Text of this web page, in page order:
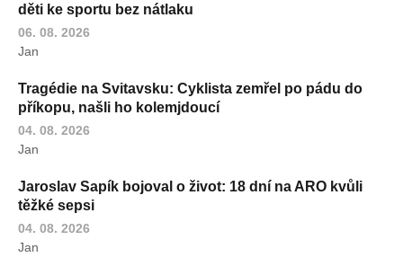
děti ke sportu bez nátlaku
06. 08. 2026
Jan
Tragédie na Svitavsku: Cyklista zemřel po pádu do
příkopu, našli ho kolemjdoucí
04. 08. 2026
Jan
Jaroslav Sapík bojoval o život: 18 dní na ARO kvůli
těžké sepsi
04. 08. 2026
Jan